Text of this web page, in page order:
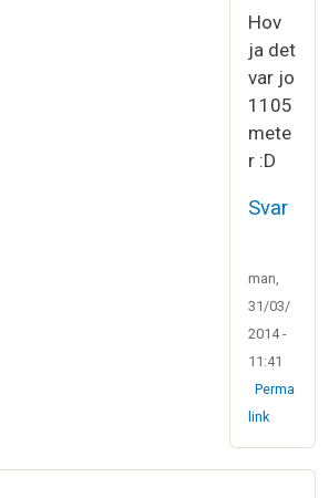
Hov
ja det
var jo
1105
mete
r :D
Svar
man,
31/03/
2014 -
11:41
Perma
link